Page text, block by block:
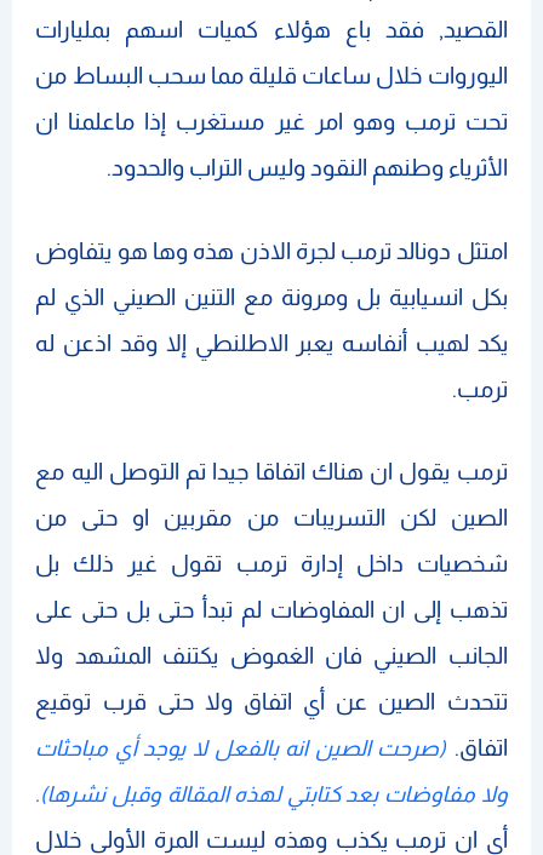
القصيد, فقد باع هؤلاء كميات اسهم بمليارات
اليوروات خلال ساعات قليلة مما سحب البساط من
تحت ترمب وهو امر غير مستغرب إذا ماعلمنا ان
الأثرياء وطنهم النقود وليس التراب والحدود.
امتثل دونالد ترمب لجرة الاذن هذه وها هو يتفاوض
بكل انسيابية بل ومرونة مع التنين الصيني الذي لم
يكد لهيب أنفاسه يعبر الاطلنطي إلا وقد اذعن له
ترمب.
ترمب يقول ان هناك اتفاقا جيدا تم التوصل اليه مع
الصين لكن التسريبات من مقربين او حتى من
شخصيات داخل إدارة ترمب تقول غير ذلك بل
تذهب إلى ان المفاوضات لم تبدأ حتى بل حتى على
الجانب الصيني فان الغموض يكتنف المشهد ولا
تتحدث الصين عن أي اتفاق ولا حتى قرب توقيع
اتفاق. (صرحت الصين انه بالفعل لا يوجد أي مباحثات
ولا مفاوضات بعد كتابتي لهذه المقالة وقبل نشرها).
أي ان ترمب يكذب وهذه ليست المرة الأولى خلال